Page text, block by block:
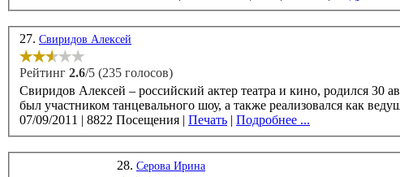
27. Свиридов Алексей
Рейтинг 2.6/5 (235 голосов)
Свиридов Алексей – российский актер театра и кино, родился 30 августа 1977 года в Ленинграде. Алексей
был участником танцевального шоу, а также реализовался как
07/09/2011 | 8822 Посещения | Печать | Подробнее ...
28. Серова Ирина